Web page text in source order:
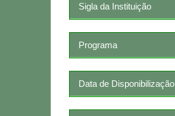
Sigla da Instituição
Programa
Data de Disponibilização